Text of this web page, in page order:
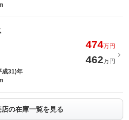
474万円
462万円
成31)年
の在庫一覧を見る